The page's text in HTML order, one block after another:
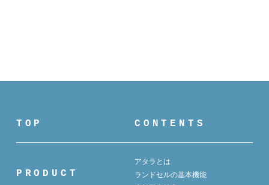
TOP
PRODUCT
CONTENTS
アタラとは
ランドセルの基本機能